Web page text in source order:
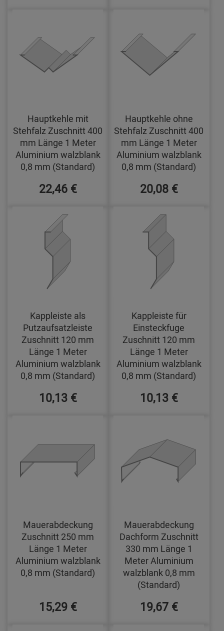
Hauptkehle mit
Stehfalz Zuschnitt 400
mm Länge 1 Meter
Aluminium walzblank
0,8 mm (Standard)
22,46 €
Hauptkehle ohne
Stehfalz Zuschnitt 400
mm Länge 1 Meter
Aluminium walzblank
0,8 mm (Standard)
20,08 €
Kappleiste als
Putzaufsatzleiste
Zuschnitt 120 mm
Länge 1 Meter
Aluminium walzblank
0,8 mm (Standard)
10,13 €
Kappleiste für
Einsteckfuge
Zuschnitt 120 mm
Länge 1 Meter
Aluminium walzblank
0,8 mm (Standard)
10,13 €
Mauerabdeckung
Zuschnitt 250 mm
Länge 1 Meter
Aluminium walzblank
0,8 mm (Standard)
15,29 €
Mauerabdeckung
Dachform Zuschnitt
330 mm Länge 1
Meter Aluminium
walzblank 0,8 mm
(Standard)
19,67 €